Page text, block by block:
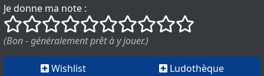
Je donne ma note :
()
() () () () () () () ()
()
(Bon - généralement prêt à y jouer.)
Wishlist Ludothèque